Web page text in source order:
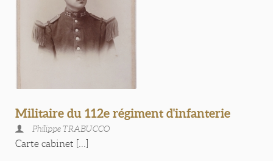
Militaire du 112e régiment d'infanterie
Philippe TRABUCCO
Carte cabinet [...]